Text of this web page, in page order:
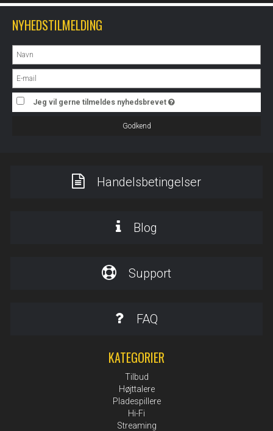
NYHEDSTILMELDING
Jeg vil gerne tilmeldes nyhedsbrevet
Godkend
Handelsbetingelser
Blog
Support
FAQ
KATEGORIER
Tilbud
Højttalere
Pladespillere
Hi-Fi
Streaming